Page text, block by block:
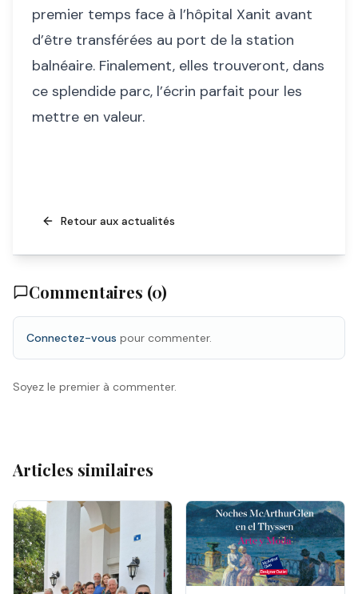
premier temps face à l’hôpital Xanit avant
d’être transférées au port de la station
balnéaire. Finalement, elles trouveront, dans
ce splendide parc, l’écrin parfait pour les
mettre en valeur.
Retour aux actualités
Commentaires (0)
Connectez-vous pour commenter.
Soyez le premier à commenter.
Articles similaires